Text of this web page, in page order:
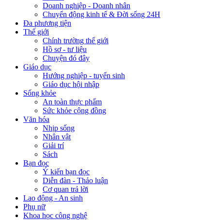
Doanh nghiệp - Doanh nhân
Chuyển động kinh tế & Đời sống 24H
Đa phương tiện
Thế giới
Chính trường thế giới
Hồ sơ - tư liệu
Chuyện đó đây
Giáo dục
Hướng nghiệp - tuyển sinh
Giáo dục hội nhập
Sống khỏe
An toàn thực phẩm
Sức khỏe cộng đồng
Văn hóa
Nhịp sống
Nhân vật
Giải trí
Sách
Bạn đọc
Ý kiến bạn đọc
Diễn đàn - Thảo luận
Cơ quan trả lời
Lao động - An sinh
Phụ nữ
Khoa học công nghệ